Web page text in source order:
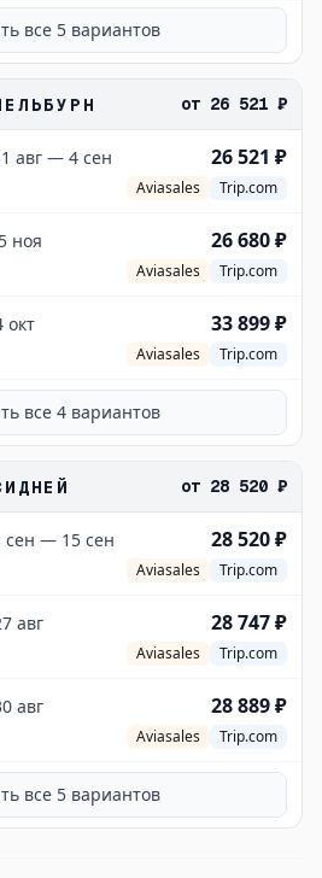
все 5 вариантов
от 26 521 ₽
авг — 4 сен 26 521 ₽
Aviasales Trip.com
ноя 26 680 ₽
Aviasales Trip.com
окт 33 899 ₽
Aviasales Trip.com
все 4 вариантов
от 28 520 ₽
сен — 15 сен 28 520 ₽
Aviasales Trip.com
авг 28 747 ₽
Aviasales Trip.com
авг 28 889 ₽
Aviasales Trip.com
все 5 вариантов